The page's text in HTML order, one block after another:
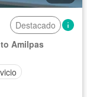
Destacado
Amilpas